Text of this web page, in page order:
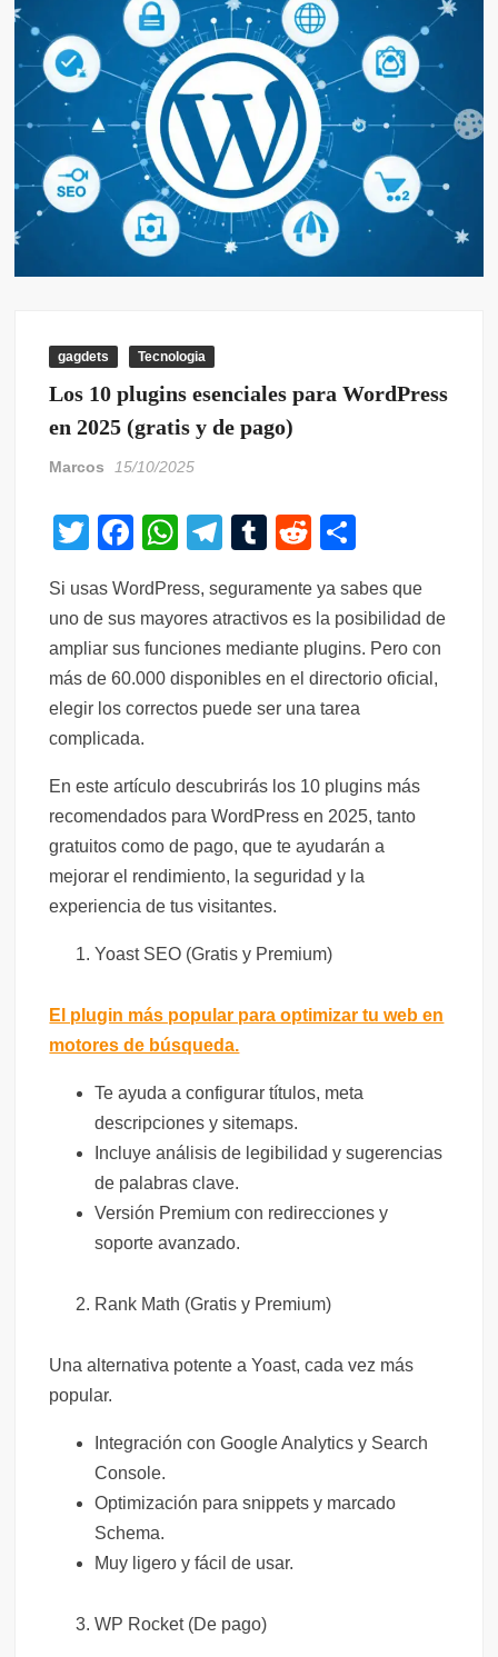
gagdets Tecnologia
Los 10 plugins esenciales para WordPress
en 2025 (gratis y de pago)
Marcos 15/10/2025
T
tt
er
F
c
e
b
o
o
k
W
at
s
A
p
T
e
gr
a
m
T
m
bl
r
R
d
di
t
m
p
ar
tir
Si usas WordPress, seguramente ya sabes que
uno de sus mayores atractivos es la posibilidad de
ampliar sus funciones mediante plugins. Pero con
más de 60.000 disponibles en el directorio oficial,
elegir los correctos puede ser una tarea
complicada.
En este artículo descubrirás los 10 plugins más
recomendados para WordPress en 2025, tanto
gratuitos como de pago, que te ayudarán a
mejorar el rendimiento, la seguridad y la
experiencia de tus visitantes.
Yoast SEO (Gratis y Premium)
El plugin más popular para optimizar tu web en
motores de búsqueda.
Te ayuda a configurar títulos, meta
descripciones y sitemaps.
Incluye análisis de legibilidad y sugerencias
de palabras clave.
Versión Premium con redirecciones y
soporte avanzado.
Rank Math (Gratis y Premium)
Una alternativa potente a Yoast, cada vez más
popular.
Integración con Google Analytics y Search
Console.
Optimización para snippets y marcado
Schema.
Muy ligero y fácil de usar.
WP Rocket (De pago)